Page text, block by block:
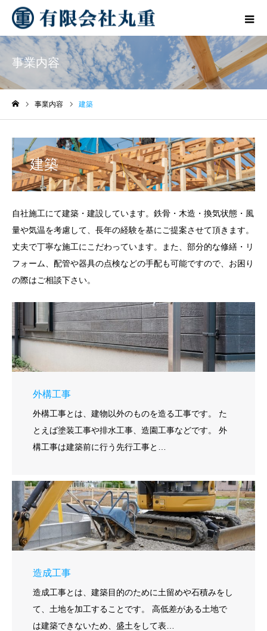
事業内容
事業内容 建築
建築
自社施工にて建築・建設しています。鉄骨・木造・換気状態・風
量や気温を考慮して、長年の経験を基にご提案させて頂きます。
丈夫で丁寧な施工にこだわっています。また、部分的な修繕・リ
フォーム、配管や器具の点検などの手配も可能ですので、お困り
の際はご相談下さい。
外構工事
外構工事とは、建物以外のものを造る工事です。 た
とえば塗装工事や排水工事、造園工事などです。 外
構工事は建築前に行う先行工事と…
造成工事
造成工事とは、建築目的のために土留めや石積みをし
て、土地を加工することです。 高低差がある土地で
は建築できないため、盛土をして表…